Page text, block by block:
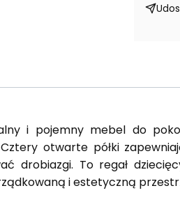
i pojemny mebel do
otwarte półki
drobiazgi. To regał
i estetyczną